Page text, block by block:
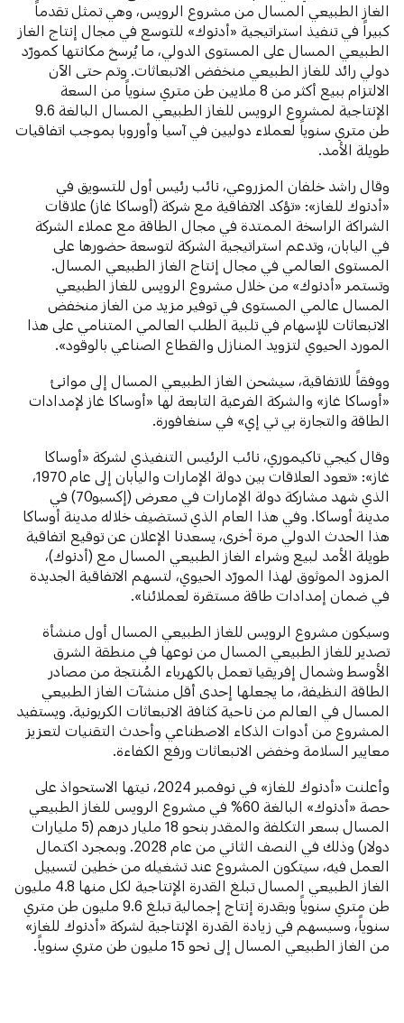
الغاز الطبيعي المسال من مشروع الرويس، وهي تمثل تقدماً
كبيراً في تنفيذ استراتيجية «أدنوك» للتوسع في مجال إنتاج الغاز
الطبيعي المسال على المستوى الدولي، ما يُرسخ مكانتها كمورّد
دولي رائد للغاز الطبيعي منخفض الانبعاثات. وتم حتى الآن
الالتزام ببيع أكثر من 8 ملايين طن متري سنوياً من السعة
الإنتاجية لمشروع الرويس للغاز الطبيعي المسال البالغة 9.6
طن متري سنوياً لعملاء دوليين في آسيا وأوروبا بموجب اتفاقيات
طويلة الأمد.
وقال راشد خلفان المزروعي، نائب رئيس أول للتسويق في
«أدنوك للغاز»: «تؤكد الاتفاقية مع شركة (أوساكا غاز) علاقات
الشراكة الراسخة الممتدة في مجال الطاقة مع عملاء الشركة
في اليابان، وتدعم استراتيجية الشركة لتوسعة حضورها على
المستوى العالمي في مجال إنتاج الغاز الطبيعي المسال.
وتستمر «أدنوك» من خلال مشروع الرويس للغاز الطبيعي
المسال عالمي المستوى في توفير مزيد من الغاز منخفض
الانبعاثات للإسهام في تلبية الطلب العالمي المتنامي على هذا
المورد الحيوي لتزويد المنازل والقطاع الصناعي بالوقود».
ووفقاً للاتفاقية، سيشحن الغاز الطبيعي المسال إلى موانئ
«أوساكا غاز» والشركة الفرعية التابعة لها «أوساكا غاز لإمدادات
الطاقة والتجارة بي تي إي» في سنغافورة.
وقال كيجي تاكيموري، نائب الرئيس التنفيذي لشركة «أوساكا
غاز»: «تعود العلاقات بين دولة الإمارات واليابان إلى عام 1970،
الذي شهد مشاركة دولة الإمارات في معرض (إكسبو70) في
مدينة أوساكا. وفي هذا العام الذي تستضيف خلاله مدينة أوساكا
هذا الحدث الدولي مرة أخرى، يسعدنا الإعلان عن توقيع اتفاقية
طويلة الأمد لبيع وشراء الغاز الطبيعي المسال مع (أدنوك)،
المزود الموثوق لهذا المورّد الحيوي، لتسهم الاتفاقية الجديدة
في ضمان إمدادات طاقة مستقرة لعملائنا».
وسيكون مشروع الرويس للغاز الطبيعي المسال أول منشأة
تصدير للغاز الطبيعي المسال من نوعها في منطقة الشرق
الأوسط وشمال إفريقيا تعمل بالكهرباء المُنتجة من مصادر
الطاقة النظيفة، ما يجعلها إحدى أقل منشآت الغاز الطبيعي
المسال في العالم من ناحية كثافة الانبعاثات الكربونية. ويستفيد
المشروع من أدوات الذكاء الاصطناعي وأحدث التقنيات لتعزيز
معايير السلامة وخفض الانبعاثات ورفع الكفاءة.
وأعلنت «أدنوك للغاز» في نوفمبر 2024، نيتها الاستحواذ على
حصة «أدنوك» البالغة 60% في مشروع الرويس للغاز الطبيعي
المسال بسعر التكلفة والمقدر بنحو 18 مليار درهم (5 مليارات
دولار) وذلك في النصف الثاني من عام 2028. وبمجرد اكتمال
العمل فيه، سيتكون المشروع عند تشغيله من خطين لتسييل
الغاز الطبيعي المسال تبلغ القدرة الإنتاجية لكل منها 4.8 مليون
طن متري سنوياً وبقدرة إنتاج إجمالية تبلغ 9.6 مليون طن متري
سنوياً، وسيسهم في زيادة القدرة الإنتاجية لشركة «أدنوك للغاز»
من الغاز الطبيعي المسال إلى نحو 15 مليون طن متري سنوياً.